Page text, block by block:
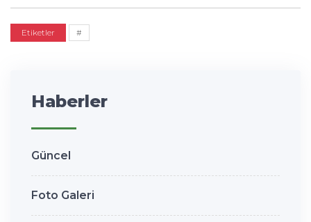
Etiketler #
Haberler
Güncel
Foto Galeri